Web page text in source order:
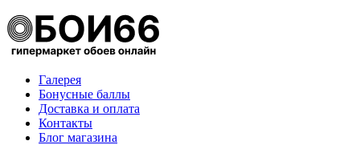
Галерея
Бонусные баллы
Доставка и оплата
Контакты
Блог магазина